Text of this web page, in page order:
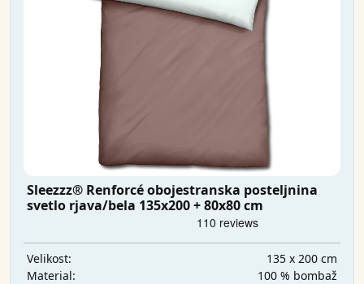
Sleezzz® Renforcé obojestranska posteljnina
svetlo rjava/bela 135x200 + 80x80 cm
Velikost:
135 x 200 cm
Material:
100 % bombaž